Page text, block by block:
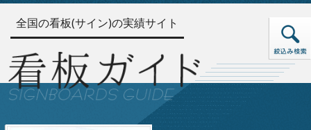
全国の看板(サイン)の実績サイト